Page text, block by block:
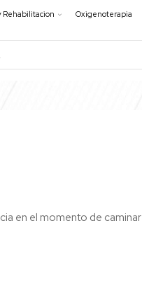
Rehabilitacion Oxigenoterapia
en el momento de caminar